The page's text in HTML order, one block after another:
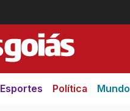
Esportes Política Mundo